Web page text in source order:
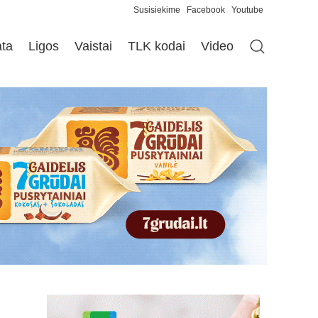
Susisiekime Facebook Youtube
Ligos Vaistai TLK kodai Video